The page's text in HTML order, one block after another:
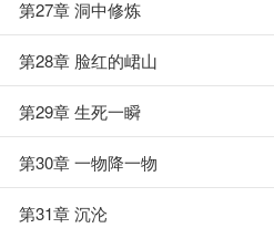
第27章 洞中修炼
第28章 脸红的峮山
第29章 生死一瞬
第30章 一物降一物
第31章 沉沦